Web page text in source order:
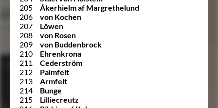
205
Åkerhielm af Margrethelund
206
von Kochen
207
Löwen
208
von Rosen
209
von Buddenbrock
210
Ehrenkrona
211
Cederström
212
Palmfelt
213
Armfelt
214
Bunge
215
Lilliecreutz